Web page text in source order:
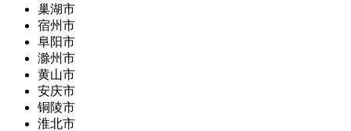
巢湖市
宿州市
阜阳市
滁州市
黄山市
安庆市
铜陵市
淮北市